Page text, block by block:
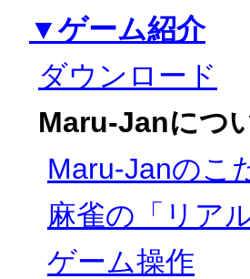
▼ゲーム紹介
ダウンロード
Maru-Janにつ
Maru-Janのこ
麻雀の「リア
ゲーム操作